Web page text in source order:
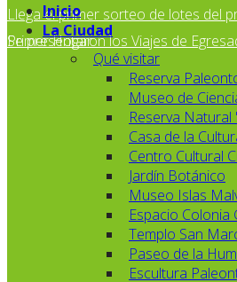
Llega el primer sorteo de lotes del
Primer Hogar
Se presentaron los Viajes de
Inicio
La Ciudad
Qué visitar
Reserva
Museo de
Reserva Natural
Casa de la
Centro Cultural
Jardín Botánico
Museo Islas
Espacio Colonia
Templo San
Paseo de la
Escultura